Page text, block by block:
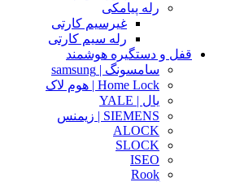
رله پیامکی
غیرسیم کارتی
رله سیم کارتی
قفل و دستگیره هوشمند
سامسونگ | samsung
Home Lock | هوم لاک
یال | YALE
SIEMENS | زیمنس
ALOCK
SLOCK
ISEO
Rook